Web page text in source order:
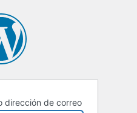
dirección de correo